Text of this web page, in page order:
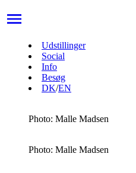
Udstillinger
Social
Info
Besøg
DK/EN
Photo: Malle Madsen
Photo: Malle Madsen